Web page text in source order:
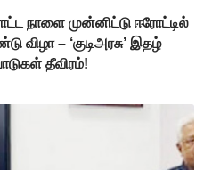
நாளை முன்னிட்டு ஈரோட்டில்
விழா – ‘குடிஅரசு’ இதழ்
தீவிரம்!